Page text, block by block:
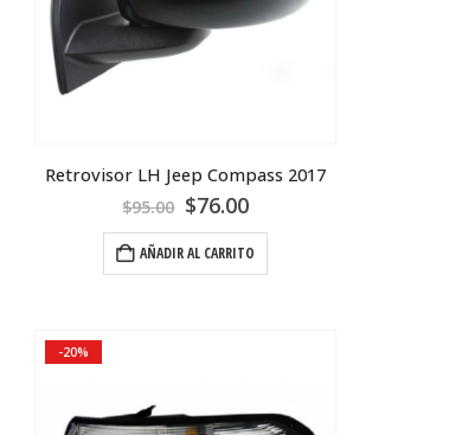
Retrovisor LH Jeep Compass 2017
$95.00 $76.00
AÑADIR AL CARRITO
-20%